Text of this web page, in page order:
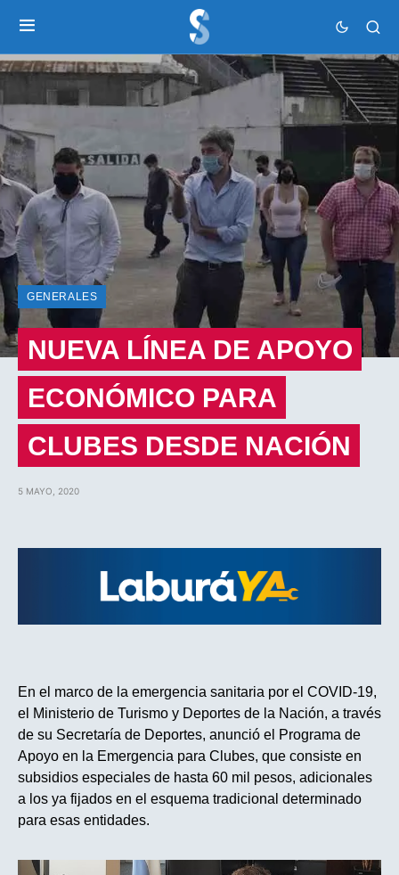
GENERALES
NUEVA LÍNEA DE APOYO
ECONÓMICO PARA
CLUBES DESDE NACIÓN
5 MAYO, 2020
En el marco de la emergencia sanitaria por el COVID-19,
el Ministerio de Turismo y Deportes de la Nación, a través
de su Secretaría de Deportes, anunció el Programa de
Apoyo en la Emergencia para Clubes, que consiste en
subsidios especiales de hasta 60 mil pesos, adicionales
a los ya fijados en el esquema tradicional determinado
para esas entidades.